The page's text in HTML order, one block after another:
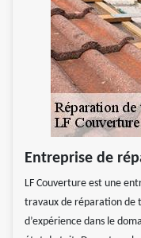
Entreprise de
LF Couverture est une
travaux de réparation de
d’expérience dans le